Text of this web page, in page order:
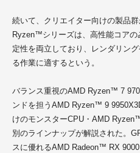
続いて、クリエイター向けの製品
Ryzen™シリーズは、高性能コアの
定性を両立しており、レンダリン
る作業に適するという。
バランス重視のAMD Ryzen™ 7
ンドを担うAMD Ryzen™ 9
けのモンスターCPU・AMD
別のラインナップが解説された。
スに優れるAMD Radeon™ RX